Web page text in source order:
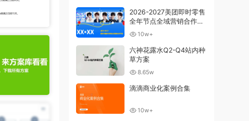
2026-2027美团即时零售
全年节点全域营销合作方
案 10w+
六神花露水Q2-Q4站内种
草方案
8.65w
滴滴商业化案例合集
10w+